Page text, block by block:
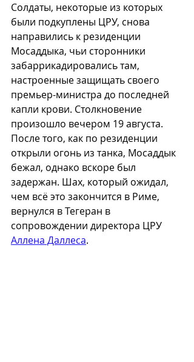
Солдаты, некоторые из которых
были подкуплены ЦРУ, снова
направились к резиденции
Мосаддыка, чьи сторонники
забаррикадировались там,
настроенные защищать своего
премьер-министра до последней
капли крови. Столкновение
произошло вечером 19 августа.
После того, как по резиденции
открыли огонь из танка, Мосаддык
бежал, однако вскоре был
задержан. Шах, который ожидал,
чем всё это закончится в Риме,
вернулся в Тегеран в
сопровождении директора ЦРУ
Аллена Даллеса.